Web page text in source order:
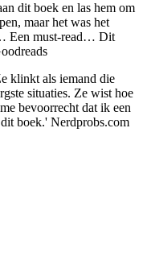
dit boek en las hem om
maar het was het
Een must-read… Dit
klinkt als iemand die
situaties. Ze wist hoe
bevoorrecht dat ik een
boek.' Nerdprobs.com